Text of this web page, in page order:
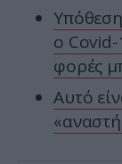
ο
φορές
Αυτό